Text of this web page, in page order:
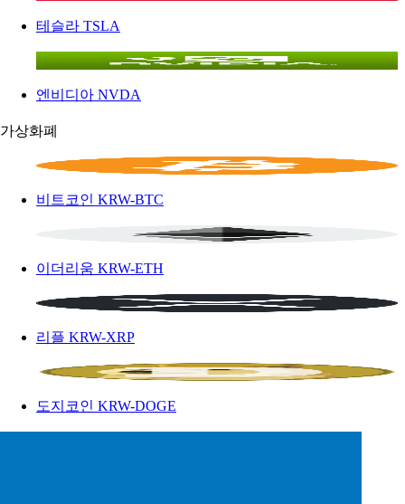
테슬라 TSLA
엔비디아 NVDA
가상화폐
비트코인 KRW-BTC
이더리움 KRW-ETH
리플 KRW-XRP
도지코인 KRW-DOGE